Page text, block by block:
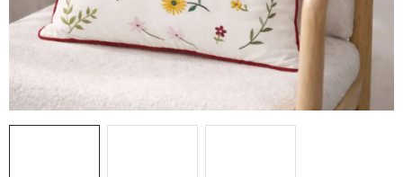
Ochrana Osobních údajů GDPR
Spojte se s námi
Odstoupení od smlouvy